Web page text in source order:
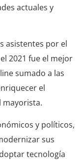
actuales y
asistentes por el
2021 fue el mejor
sumado a las
el
y políticos,
sus
tecnología